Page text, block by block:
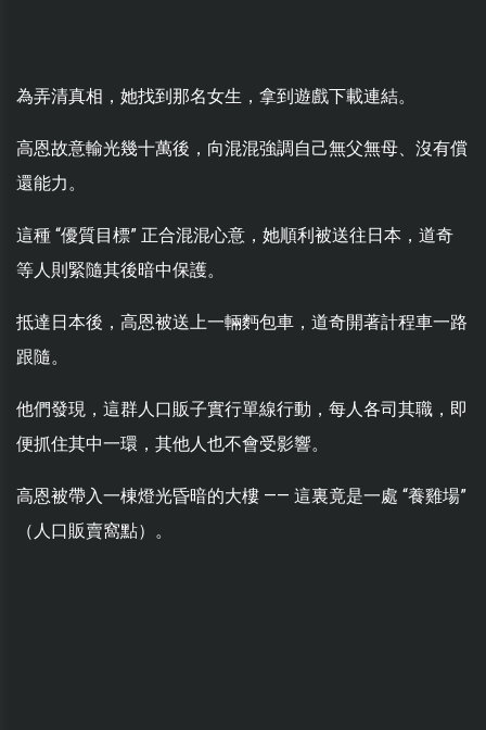
為弄清真相，她找到那名女生，拿到遊戲下載連結。
高恩故意輸光幾十萬後，向混混強調自己無父無母、沒有償
還能力。
這種 “優質目標” 正合混混心意，她順利被送往日本，道奇
等人則緊隨其後暗中保護。
抵達日本後，高恩被送上一輛麪包車，道奇開著計程車一路
跟隨。
他們發現，這群人口販子實行單線行動，每人各司其職，即
便抓住其中一環，其他人也不會受影響。
高恩被帶入一棟燈光昏暗的大樓 —— 這裏竟是一處 “養雞場”
（人口販賣窩點）。